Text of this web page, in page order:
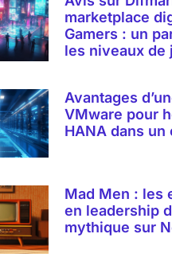
marketplace
Gamers : un
les niveaux de
Avantages
VMware pour
HANA dans
Mad Men : les
en leadership
mythique sur